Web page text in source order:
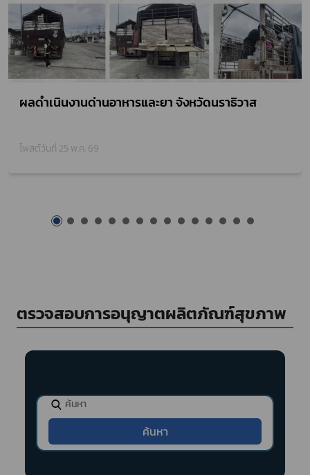
ผลดำเนินงานด่านอาหารและยา จังหวัดนราธิวาส
โพสต์วันที่ 01 พ.ค. 69
ตรวจสอบการอนุญาตผลิตภัณฑ์สุขภาพ